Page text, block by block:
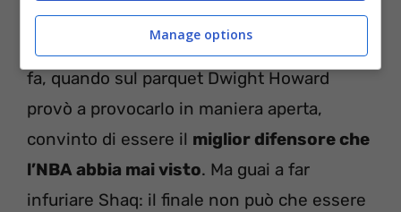
Ma forse tutta questa acrimonia e questa
mancanza di simpatia risale a diversi anni
fa, quando sul parquet Dwight Howard
provò a provocarlo in maniera aperta,
convinto di essere il miglior difensore che
l’NBA abbia mai visto. Ma guai a far
infuriare Shaq: il finale non può che essere
Manage options